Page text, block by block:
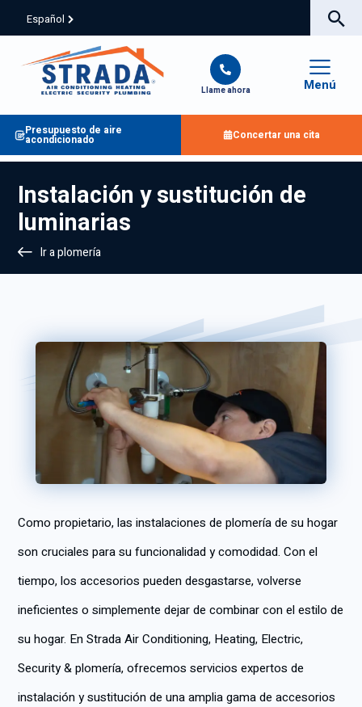
Español
Llame ahora Menú
Presupuesto de aire
acondicionado Concertar una cita
Instalación y sustitución de
luminarias
Ir a plomería
Como propietario, las instalaciones de plomería de su hogar
son cruciales para su funcionalidad y comodidad. Con el
tiempo, los accesorios pueden desgastarse, volverse
ineficientes o simplemente dejar de combinar con el estilo de
su hogar. En Strada Air Conditioning, Heating, Electric,
Security & plomería, ofrecemos servicios expertos de
instalación y sustitución de una amplia gama de accesorios